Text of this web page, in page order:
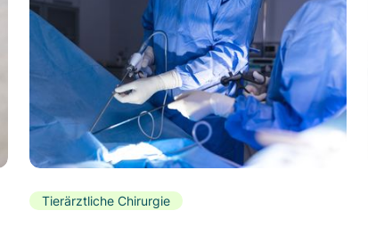
Tierärztliche Chirurgie